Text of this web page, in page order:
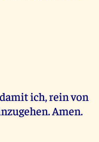
ich, rein von
Amen.